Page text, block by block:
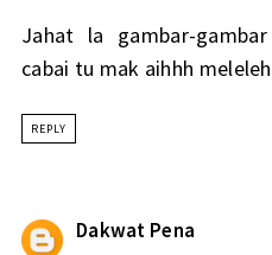
Jahat la gambar-
cabai tu mak aihhh
REPLY
Dakwat Pena